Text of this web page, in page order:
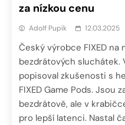
za nízkou cenu
Adolf Pupík 12.03.2025
Český výrobce FIXED
bezdrátových sluchátek.
popisoval zkušenosti s
FIXED Game Pods. Jsou
bezdrátově, ale v
pro lepší latenci. Nastal